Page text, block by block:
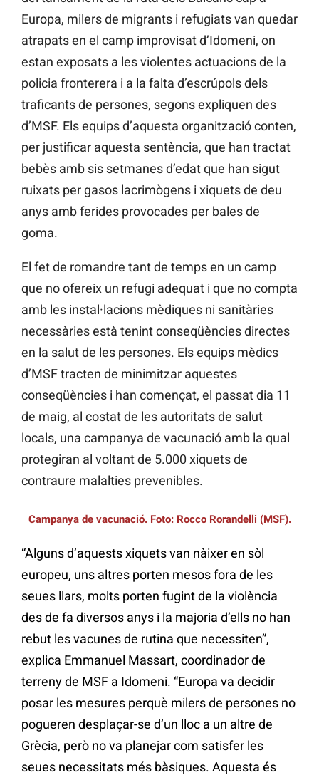
Europa, milers de migrants i refugiats van quedar
atrapats en el camp improvisat d’Idomeni, on
estan exposats a les violentes actuacions de la
policia fronterera i a la falta d’escrúpols dels
traficants de persones, segons expliquen des
d’MSF. Els equips d’aquesta organització conten,
per justificar aquesta sentència, que han tractat
bebès amb sis setmanes d’edat que han sigut
ruixats per gasos lacrimògens i xiquets de deu
anys amb ferides provocades per bales de
goma.
El fet de romandre tant de temps en un camp
que no ofereix un refugi adequat i que no compta
amb les instal·lacions mèdiques ni sanitàries
necessàries està tenint conseqüències directes
en la salut de les persones. Els equips mèdics
d’MSF tracten de minimitzar aquestes
conseqüències i han començat, el passat dia 11
de maig, al costat de les autoritats de salut
locals, una campanya de vacunació amb la qual
protegiran al voltant de 5.000 xiquets de
contraure malalties prevenibles.
Campanya de vacunació. Foto: Rocco Rorandelli (MSF).
“Alguns d’aquests xiquets van nàixer en sòl
europeu, uns altres porten mesos fora de les
seues llars, molts porten fugint de la violència
des de fa diversos anys i la majoria d’ells no han
rebut les vacunes de rutina que necessiten”,
explica Emmanuel Massart, coordinador de
terreny de MSF a Idomeni. “Europa va decidir
posar les mesures perquè milers de persones no
pogueren desplaçar-se d’un lloc a un altre de
Grècia, però no va planejar com satisfer les
seues necessitats més bàsiques. Aquesta és